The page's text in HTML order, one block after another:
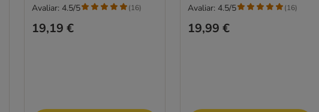
19,19 €
Avaliar: 4.5/5 (16)
19,99 €
Avaliar: 4.5/5 (16)